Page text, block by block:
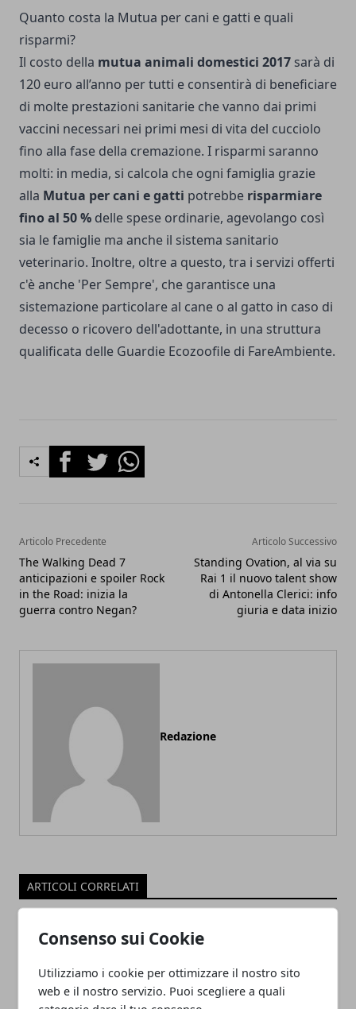
Consenso sui Cookie
Utilizziamo i cookie per ottimizzare il nostro sito
web e il nostro servizio. Puoi scegliere a quali
Quanto costa la Mutua per cani e gatti e quali
risparmi?
Il costo della mutua animali domestici 2017 sarà di
120 euro all’anno per tutti e consentirà di beneficiare
di molte prestazioni sanitarie che vanno dai primi
vaccini necessari nei primi mesi di vita del cucciolo
fino alla fase della cremazione. I risparmi saranno
molti: in media, si calcola che ogni famiglia grazie
alla Mutua per cani e gatti potrebbe risparmiare
fino al 50 % delle spese ordinarie, agevolango così
sia le famiglie ma anche il sistema sanitario
veterinario. Inoltre, oltre a questo, tra i servizi offerti
c'è anche 'Per Sempre', che garantisce una
sistemazione particolare al cane o al gatto in caso di
decesso o ricovero dell'adottante, in una struttura
qualificata delle Guardie Ecozoofile di FareAmbiente.
FacebookTwitterWhatsapp
Articolo Precedente
The Walking Dead 7
anticipazioni e spoiler Rock
in the Road: inizia la
guerra contro Negan?
Articolo Successivo
Standing Ovation, al via su
Rai 1 il nuovo talent show
di Antonella Clerici: info
giuria e data inizio
Redazione
ARTICOLI CORRELATI